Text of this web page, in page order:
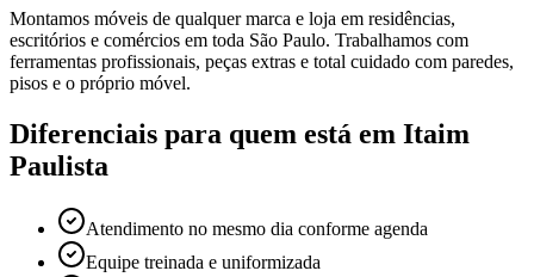
Montamos móveis de qualquer marca e loja em residências,
escritórios e comércios em toda São Paulo. Trabalhamos com
ferramentas profissionais, peças extras e total cuidado com paredes,
pisos e o próprio móvel.
Diferenciais para quem está em Itaim
Paulista
Atendimento no mesmo dia conforme agenda
Equipe treinada e uniformizada